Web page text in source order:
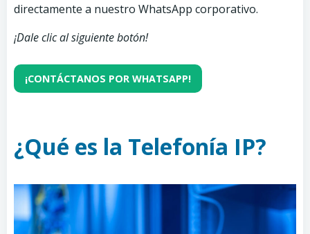
directamente a nuestro WhatsApp corporativo.
¡Dale clic al siguiente botón!
¡CONTÁCTANOS POR WHATSAPP!
¿Qué es la Telefonía IP?